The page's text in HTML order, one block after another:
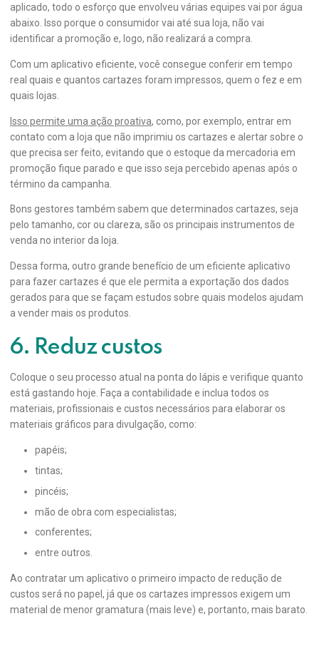
aplicado, todo o esforço que envolveu várias equipes vai por água
abaixo. Isso porque o consumidor vai até sua loja, não vai
identificar a promoção e, logo, não realizará a compra.
Com um aplicativo eficiente, você consegue conferir em tempo
real quais e quantos cartazes foram impressos, quem o fez e em
quais lojas.
Isso permite uma ação proativa, como, por exemplo, entrar em
contato com a loja que não imprimiu os cartazes e alertar sobre o
que precisa ser feito, evitando que o estoque da mercadoria em
promoção fique parado e que isso seja percebido apenas após o
término da campanha.
Bons gestores também sabem que determinados cartazes, seja
pelo tamanho, cor ou clareza, são os principais instrumentos de
venda no interior da loja.
Dessa forma, outro grande benefício de um eficiente aplicativo
para fazer cartazes é que ele permita a exportação dos dados
gerados para que se façam estudos sobre quais modelos ajudam
a vender mais os produtos.
6. Reduz custos
Coloque o seu processo atual na ponta do lápis e verifique quanto
está gastando hoje. Faça a contabilidade e inclua todos os
materiais, profissionais e custos necessários para elaborar os
materiais gráficos para divulgação, como:
papéis;
tintas;
pincéis;
mão de obra com especialistas;
conferentes;
entre outros.
Ao contratar um aplicativo o primeiro impacto de redução de
custos será no papel, já que os cartazes impressos exigem um
material de menor gramatura (mais leve) e, portanto, mais barato.